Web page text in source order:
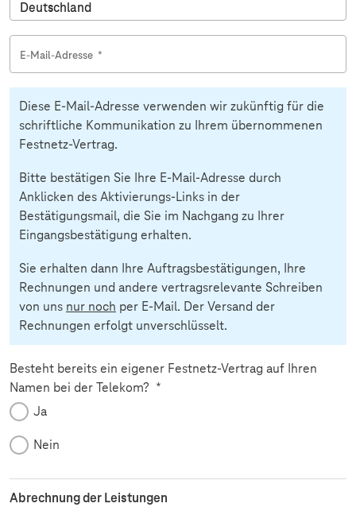
E-Mail-Adresse *
Diese E-Mail-Adresse verwenden wir zukünftig für die
schriftliche Kommunikation zu Ihrem übernommenen
Festnetz-Vertrag.
Bitte bestätigen Sie Ihre E-Mail-Adresse durch
Anklicken des Aktivierungs-Links in der
Bestätigungsmail, die Sie im Nachgang zu Ihrer
Eingangsbestätigung erhalten.
Sie erhalten dann Ihre Auftragsbestätigungen, Ihre
Rechnungen und andere vertragsrelevante Schreiben
von uns nur noch per E-Mail. Der Versand der
Rechnungen erfolgt unverschlüsselt.
Besteht bereits ein eigener Festnetz-Vertrag auf Ihren
Namen bei der Telekom? Pflichtfeld
*
Ja
Nein
Abrechnung der Leistungen